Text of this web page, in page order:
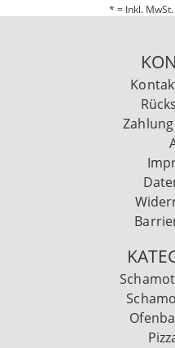
* = Inkl.